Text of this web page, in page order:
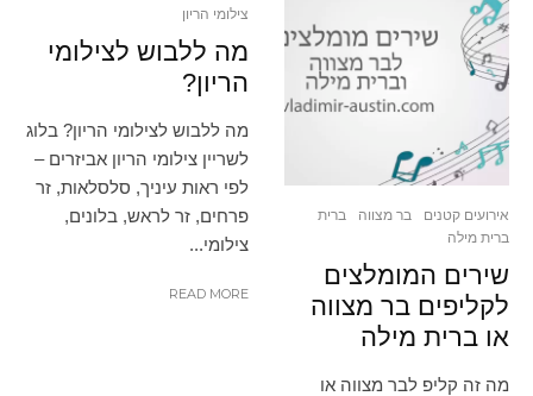
אירועים קטנים בר מצווה
ברית
ברית מילה
שירים המומלצים
לקליפים בר מצווה
או ברית מילה
מה זה קליפ לבר מצווה או
צילומי הריון
מה ללבוש לצילומי
הריון?
מה ללבוש לצילומי הריון? בלוג
לשריין צילומי הריון אביזרים –
לפי ראות עיניך, סלסלאות, זר
פרחים, זר לראש, בלונים,
צילומי...
READ MORE